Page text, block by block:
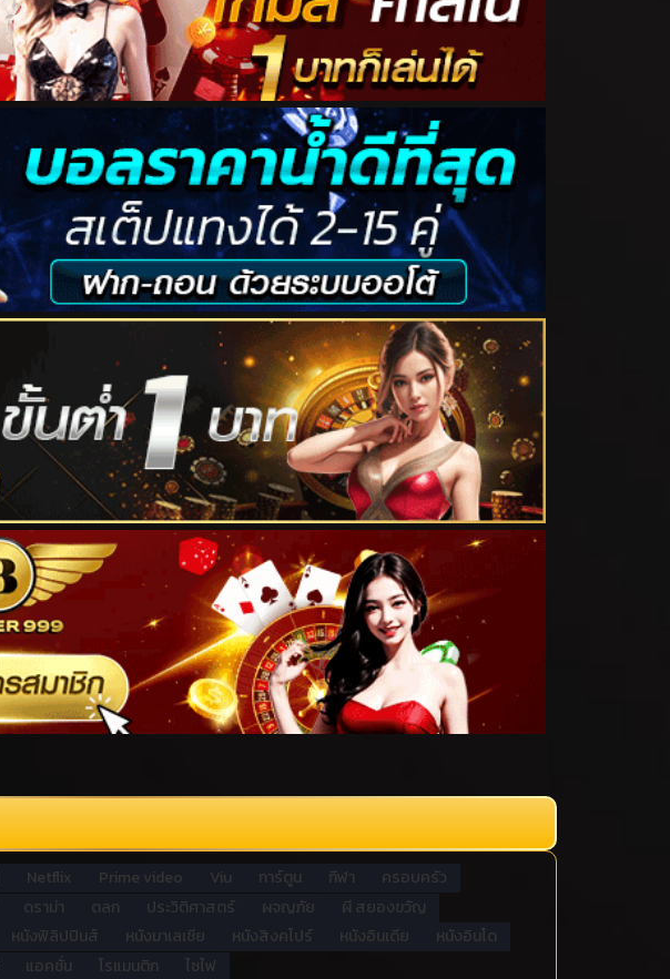
Netflix Prime video Viu การ์ตูน กีฬา
ครอบครัว
ดราม่า ตลก ประวิติศาสตร์ ผจญภัย
ผี สยองขวัญ
หนังฟิลิปปินส์ หนังมาเลเซีย หนังสิงคโปร์ หนังอินเดีย
หนังอินโด
แอคชั่น โรแมนติก ไซไฟ